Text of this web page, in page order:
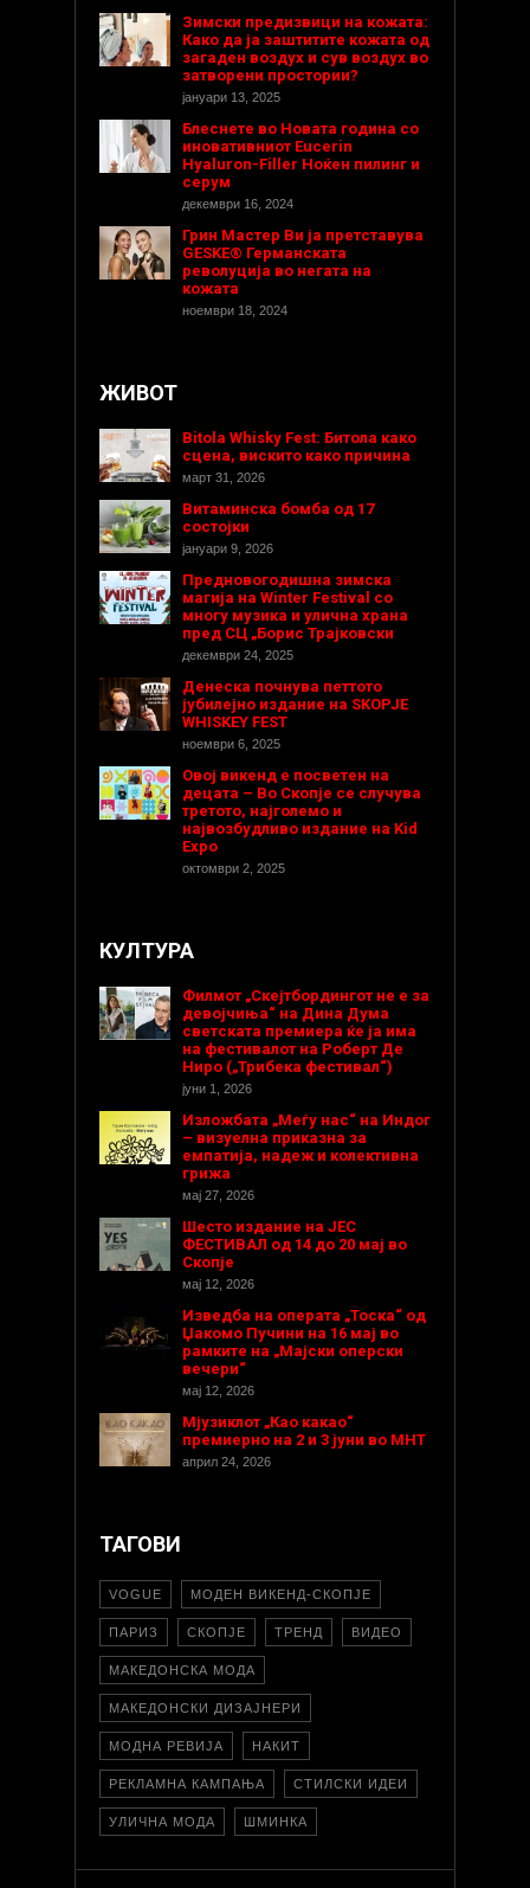
Зимски предизвици на кожата:
Како да ја заштитите кожата од
загаден воздух и сув воздух во
затворени простории?
јануари 13, 2025
Блеснете во Новата година со
иновативниот Eucerin
Hyaluron-Filler Ноќен пилинг и
серум
декември 16, 2024
Грин Мастер Ви ја претставува
GESKE® Германската
револуција во негата на
кожата
ноември 18, 2024
ЖИВОТ
Bitola Whisky Fest: Битола како
сцена, вискито како причина
март 31, 2026
Витаминска бомба од 17
состојки
јануари 9, 2026
Предновогодишнa зимска
магија на Winter Festival со
многу музика и улична храна
пред СЦ „Борис Трајковски
декември 24, 2025
Денеска почнува петтото
јубилејно издание на SKOPJE
WHISKEY FEST
ноември 6, 2025
Овој викенд е посветен на
децата – Во Скопје се случува
третото, најголемо и
највозбудливо издание на Kid
Expo
октомври 2, 2025
КУЛТУРА
Филмот „Скејтбордингот не е за
девојчиња“ на Дина Дума
светската премиера ќе ја има
на фестивалот на Роберт Де
Ниро („Трибека фестивал“)
јуни 1, 2026
Изложбата „Меѓу нас“ на Индог
– визуелна приказна за
емпатија, надеж и колективна
грижа
мај 27, 2026
Шесто издание на ЈЕС
ФЕСТИВАЛ од 14 до 20 мај во
Скопје
мај 12, 2026
Изведба на операта „Тоска“ од
Џакомо Пучини на 16 мај во
рамките на „Мајски оперски
вечери“
мај 12, 2026
Мјузиклот „Као какао“
премиерно на 2 и 3 јуни во МНТ
април 24, 2026
ТАГОВИ
VOGUE МОДЕН ВИКЕНД-СКОПЈЕ
ПАРИЗ СКОПЈЕ ТРЕНД ВИДЕО
МАКЕДОНСКА МОДА
МАКЕДОНСКИ ДИЗАЈНЕРИ
МОДНА РЕВИЈА НАКИТ
РЕКЛАМНА КАМПАЊА СТИЛСКИ ИДЕИ
УЛИЧНА МОДА ШМИНКА